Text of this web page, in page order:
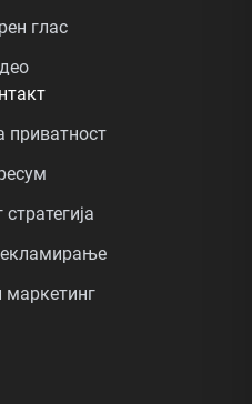
глас
приватност
маркетинг